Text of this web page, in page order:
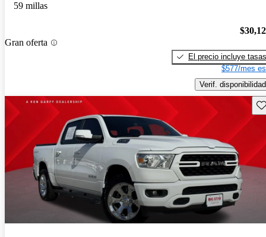
59 millas
Gran oferta
El precio incluye tasas
$577/mes
Verif. disponibilidad